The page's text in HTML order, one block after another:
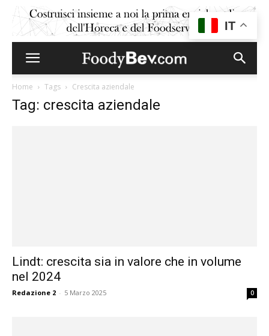
Home Tags Crescita aziendale
Tag: crescita aziendale
Lindt: crescita sia in valore che in volume
nel 2024
Redazione 2 - 5 Marzo 2025 0
IT